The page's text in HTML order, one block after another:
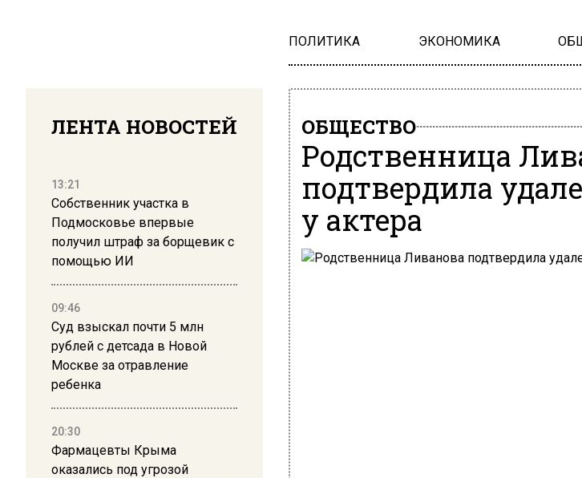
ПОЛИТИКА ЭКОНОМИКА
ЛЕНТА НОВОСТЕЙ
13:21
Собственник участка в
Подмосковье впервые
получил штраф за борщевик с
помощью ИИ
09:46
Суд взыскал почти 5 млн
рублей с детсада в Новой
Москве за отравление
ребенка
20:30
Фармацевты Крыма
оказались под угрозой
ОБЩЕСТВО
Родственница
подтвердила
у актера